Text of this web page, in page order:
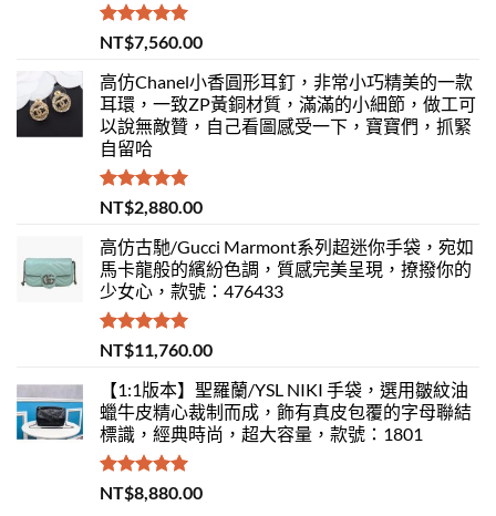
評分 5.00
滿分 5
NT$7,560.00
高仿Chanel小香圓形耳釘，非常小巧精美的一款
耳環，一致ZP黃銅材質，滿滿的小細節，做工可
以說無敵贊，自己看圖感受一下，寶寶們，抓緊
自留哈
評分 5.00
滿分 5
NT$2,880.00
高仿古馳/Gucci Marmont系列超迷你手袋，宛如
馬卡龍般的繽紛色調，質感完美呈現，撩撥你的
少女心，款號：476433
評分5.00
滿分 5
NT$11,760.00
【1:1版本】聖羅蘭/YSL NIKI 手袋，選用皺紋油
蠟牛皮精心裁制而成，飾有真皮包覆的字母聯結
標識，經典時尚，超大容量，款號：1801
評分 5.00
滿分 5
NT$8,880.00